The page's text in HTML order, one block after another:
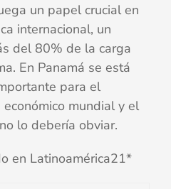
un papel crucial en
internacional, un
del 80% de la carga
En Panamá se está
para el
mundial y el
lo debería obviar.
en Latinoamérica21*